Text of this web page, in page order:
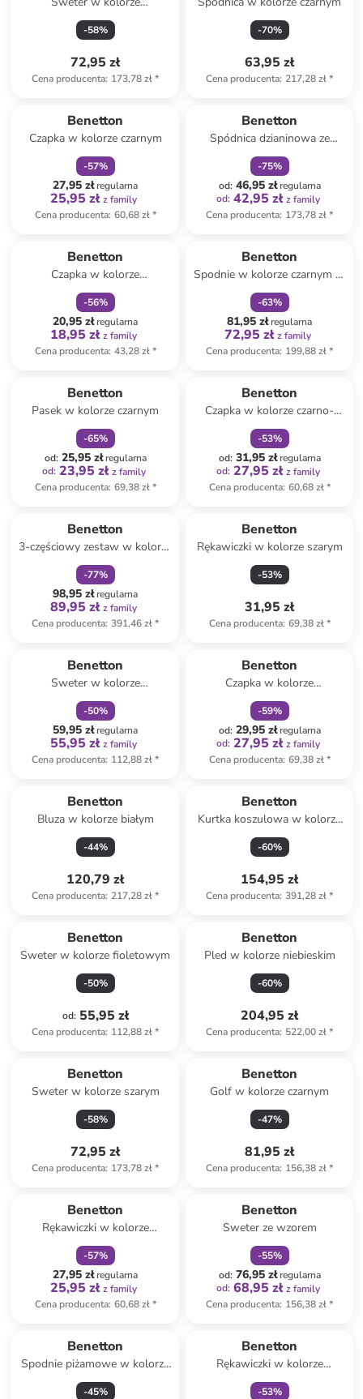
jasnoróżowym
-58%
72,95 zł
Cena producenta: 173,78 zł*
-70%
63,95 zł
Cena producenta: 217,28 zł*
Benetton
Czapka w kolorze czarnym
-57%
27,95 złregularna
25,95 zł z family
Cena producenta: 60,68 zł*
Benetton
Spódnica dzianinowa ze
wzorem
-75%
od: 46,95 złregularna
od: 42,95 zł z family
Cena producenta: 173,78 zł*
Benetton
Czapka w kolorze
granatowym
-56%
20,95 złregularna
18,95 zł z family
Cena producenta: 43,28 zł*
Benetton
Spodnie w kolorze czarnym ze
skóry syntetycznej
-63%
81,95 złregularna
72,95 zł z family
Cena producenta: 199,88 zł*
Benetton
Pasek w kolorze czarnym
-65%
od: 25,95 złregularna
od: 23,95 zł z family
Cena producenta: 69,38 zł*
Benetton
Czapka w kolorze czarno-
zielono-niebieskim
-53%
od: 31,95 złregularna
od: 27,95 zł z family
Cena producenta: 60,68 zł*
Benetton
3-częściowy zestaw w kolorze
czarnym
-77%
98,95 złregularna
89,95 zł z family
Cena producenta: 391,46 zł*
Benetton
Rękawiczki w kolorze szarym
-53%
31,95 zł
Cena producenta: 69,38 zł*
Benetton
Sweter w kolorze
granatowym
-50%
59,95 złregularna
55,95 zł z family
Cena producenta: 112,88 zł*
Benetton
Czapka w kolorze
granatowym
-59%
od: 29,95 złregularna
od: 27,95 zł z family
Cena producenta: 69,38 zł*
Benetton
Bluza w kolorze białym
-44%
120,79 zł
Cena producenta: 217,28 zł*
Benetton
Kurtka koszulowa w kolorze
czerwonym
-60%
154,95 zł
Cena producenta: 391,28 zł*
Benetton
Sweter w kolorze fioletowym
-50%
od: 55,95 zł
Cena producenta: 112,88 zł*
Benetton
Pled w kolorze niebieskim
-60%
204,95 zł
Cena producenta: 522,00 zł*
Benetton
Sweter w kolorze szarym
-58%
72,95 zł
Cena producenta: 173,78 zł*
Benetton
Golf w kolorze czarnym
-47%
81,95 zł
Cena producenta: 156,38 zł*
Benetton
Rękawiczki w kolorze
jasnoróżowym
-57%
27,95 złregularna
25,95 zł z family
Cena producenta: 60,68 zł*
Benetton
Sweter ze wzorem
-55%
od: 76,95 złregularna
od: 68,95 zł z family
Cena producenta: 156,38 zł*
Benetton
Spodnie piżamowe w kolorze
kremowym
-45%
Benetton
Rękawiczki w kolorze
różowym
-53%